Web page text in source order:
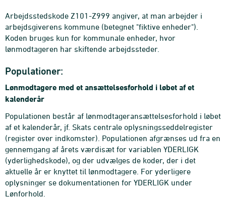
Arbejdsstedskode Z101-Z999 angiver, at man arbejder i
arbejdsgiverens kommune (betegnet "fiktive enheder").
Koden bruges kun for kommunale enheder, hvor
lønmodtageren har skiftende arbejdssteder.
Populationer:
Lønmodtagere med et ansættelsesforhold i løbet af et
kalenderår
Populationen består af lønmodtageransættelsesforhold i løbet
af et kalenderår, jf. Skats centrale oplysningsseddelregister
(register over indkomster). Populationen afgrænses ud fra en
gennemgang af årets værdisæt for variablen YDERLIGK
(yderlighedskode), og der udvælges de koder, der i det
aktuelle år er knyttet til lønmodtagere. For yderligere
oplysninger se dokumentationen for YDERLIGK under
Lønforhold.